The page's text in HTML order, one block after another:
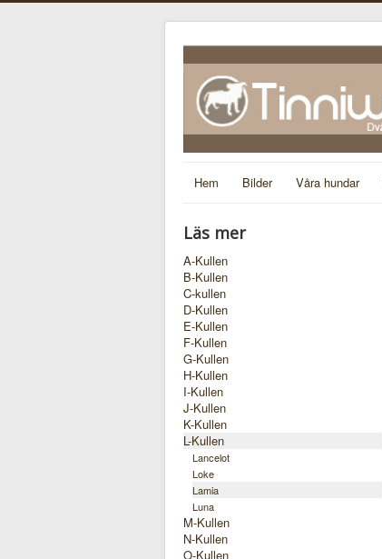
Hem Bilder Våra hundar
Läs mer
A-Kullen
B-Kullen
C-kullen
D-Kullen
E-Kullen
F-Kullen
G-Kullen
H-Kullen
I-Kullen
J-Kullen
K-Kullen
L-Kullen
Lancelot
Loke
Lamia
Luna
M-Kullen
N-Kullen
O-Kullen